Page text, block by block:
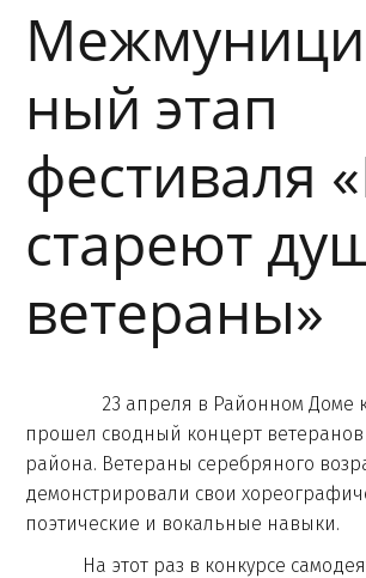
ный этап
фестиваля
стареют
ветераны»
23 апреля в Районном Доме
прошел сводный концерт ветеранов
района. Ветераны серебряного
демонстрировали свои
поэтические и вокальные навыки.
На этот раз в конкурсе